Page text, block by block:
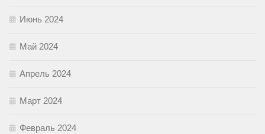
Июнь 2024
Май 2024
Апрель 2024
Март 2024
Февраль 2024